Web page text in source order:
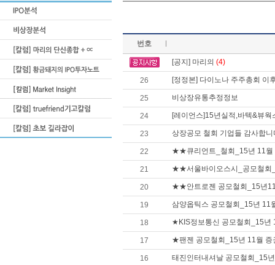
번호
[공지] 마리의 (4)
26 [정정본] 다이노나 주주총회 이
25 비상장유통추정정보
24 [레이언스]15년실적,바텍&뷰
23 상장공모 철회 기업들 감사합
22 ★★큐리언트_철회_15년 11월
21 ★★서울바이오스시_공모철회
20 ★★안트로젠 공모철회_15년
19 삼양옵틱스 공모철회_15년 11
18 ★KIS정보통신 공모철회_15년
17 ★팬젠 공모철회_15년 11월 증
16 태진인터내셔날 공모철회_15